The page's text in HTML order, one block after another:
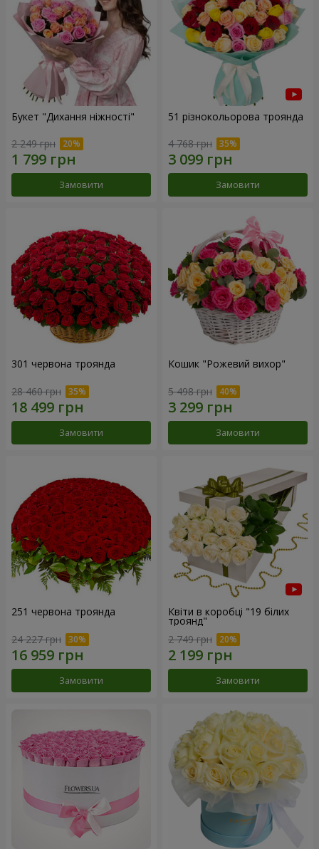
Букет "Дихання ніжності"
2 249 грн
Замовити
51 різнокольорова троянда
4 768 грн
Замовити
301 червона троянда
28 460 грн
Замовити
Кошик "Рожевий вихор"
5 498 грн
Замовити
251 червона троянда
24 227 грн
Замовити
Квіти в коробці "19 білих
троянд"
2 749 грн
Замовити